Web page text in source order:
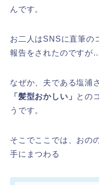
んです。
お二人はSNSに直筆の
報告をされたのですが…
なぜか、夫である塩浦
「髪型おかしい」 との
うです。
そこでここでは、おの
手にまつわる